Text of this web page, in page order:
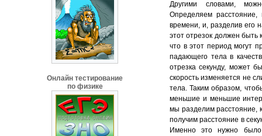
Онлайн тестирование
по физике
Другими словами,
Определяем
времени, и, разделив его
этот отрезок должен
что в этот период могут
падающего тела в
отрезка секунду, может
скорость изменяется не
тела. Таким образом,
меньшие и меньшие
мы разделим расстояние,
получим расстояние в
Именно это нужно